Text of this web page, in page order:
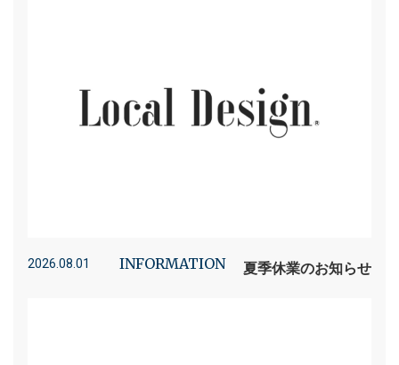
2026.08.01 INFORMATION 夏季休業のお知らせ